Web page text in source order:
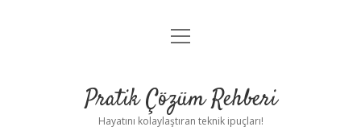
Anasayfa
Yasal Uyarı
menüyü
Pratik Çözüm Rehberi
Hayatını kolaylaştıran teknik ipuçları!